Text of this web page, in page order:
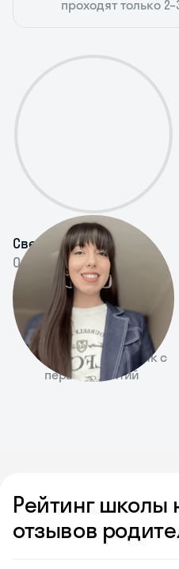
проходят только
Светлана Лалаян
Опыт 8 лет
Проводит занятия в
разных форматах
на высоком уровне
Помогает начать
использовать язык с
первых занятий
Рейтинг школы
отзывов